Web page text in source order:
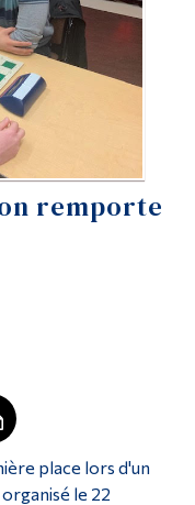
remporte
place lors d'un
le 22
et visiteur·euses